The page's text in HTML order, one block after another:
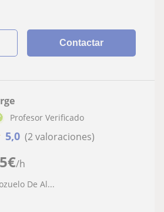
Contactar
€/h
Profesor Verificado
5,0 (2 valoraciones)
De Al...